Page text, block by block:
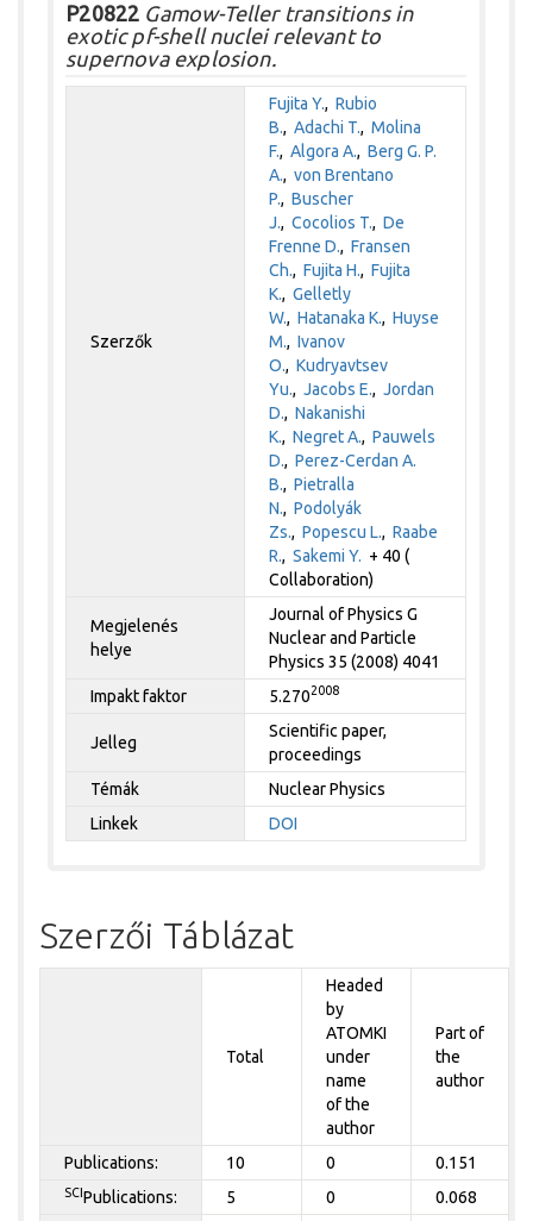
P20822 Gamow-Teller transitions in
exotic pf-shell nuclei relevant to
supernova explosion.
Szerzők
Fujita Y.,Rubio
B.,Adachi T.,Molina
F.,Algora A.,Berg G. P.
A.,von Brentano
P.,Buscher
J.,Cocolios T.,De
Frenne D.,Fransen
Ch.,Fujita H.,Fujita
K.,Gelletly
W.,Hatanaka K.,Huyse
M.,Ivanov
O.,Kudryavtsev
Yu.,Jacobs E.,Jordan
D.,Nakanishi
K.,Negret A.,Pauwels
D.,Perez-Cerdan A.
B.,Pietralla
N.,Podolyák
Zs.,Popescu L.,Raabe
R.,Sakemi Y. + 40 (
Collaboration)
Megjelenés
helye
Journal of Physics G
Nuclear and Particle
Physics 35 (2008) 4041
Impakt faktor
5.2702008
Jelleg
Scientific paper,
proceedings
Témák
Nuclear Physics
Linkek
DOI
Szerzői Táblázat
Total
Headed
by
ATOMKI
under
name
of the
author
Part of
the
author
Publications: 10 0 0.151
SCIPublications: 5 0 0.068